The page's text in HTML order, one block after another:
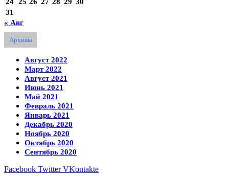
31
« Авг
Архивы
Август 2022
Март 2022
Август 2021
Июнь 2021
Май 2021
Февраль 2021
Январь 2021
Декабрь 2020
Ноябрь 2020
Октябрь 2020
Сентябрь 2020
Facebook Twitter VKontakte